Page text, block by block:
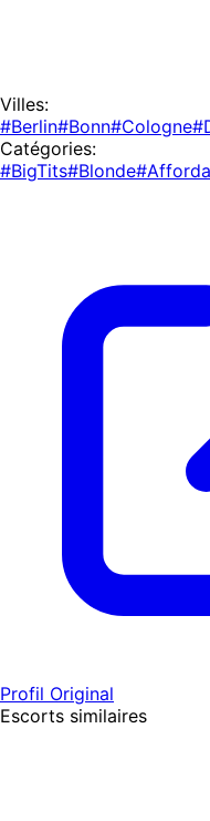
Villes:
#Berlin#Bonn#Cologne
Catégories:
#BigTits#Blonde
Profil Original
Escorts similaires